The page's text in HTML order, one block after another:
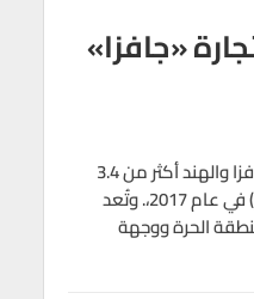
تجارة «جافزا»
تخطى حجم التبادل التجاري لجافزا والهند أكثر من 3.4
مليارات دولار (12.5 مليار درهم) في عام 2017،. وتُعد
الحرة ووجهة